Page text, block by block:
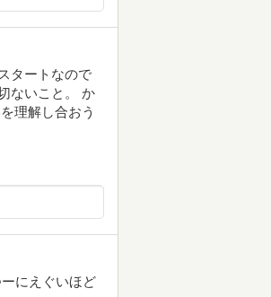
タートなので
ないこと。 か
理解し合おう
にえぐいほど